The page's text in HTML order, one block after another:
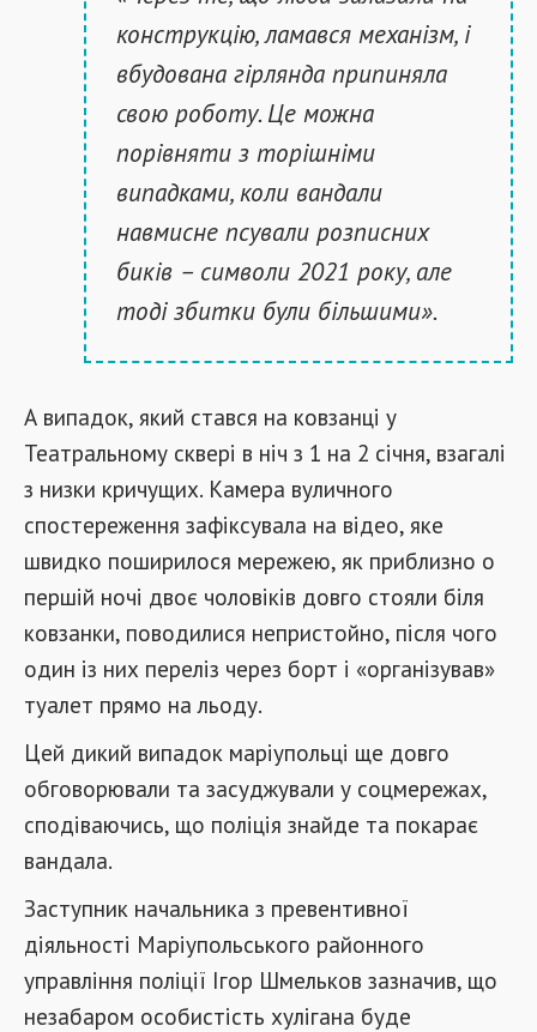
конструкцію, ламався механізм, і
вбудована гірлянда припиняла
свою роботу. Це можна
порівняти з торішніми
випадками, коли вандали
навмисне псували розписних
биків – символи 2021 року, але
тоді збитки були більшими».
А випадок, який стався на ковзанці у
Театральному сквері в ніч з 1 на 2 січня, взагалі
з низки кричущих. Камера вуличного
спостереження зафіксувала на відео, яке
швидко поширилося мережею, як приблизно о
першій ночі двоє чоловіків довго стояли біля
ковзанки, поводилися непристойно, після чого
один із них переліз через борт і «організував»
туалет прямо на льоду.
Цей дикий випадок маріупольці ще довго
обговорювали та засуджували у соцмережах,
сподіваючись, що поліція знайде та покарає
вандала.
Заступник начальника з превентивної
діяльності Маріупольського районного
управління поліції Ігор Шмельков зазначив, що
незабаром особистість хулігана буде